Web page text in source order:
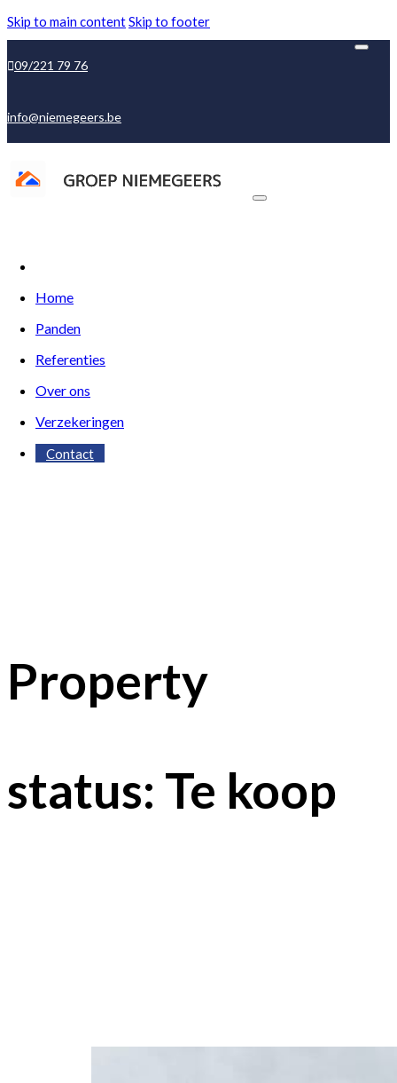
Skip to main contentSkip to footer
09/221 79 76
info@niemegeers.be
Home
Panden
Referenties
Over ons
Verzekeringen
Contact
Property
status: Te koop